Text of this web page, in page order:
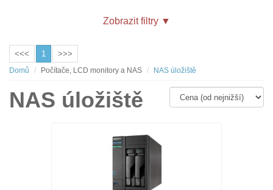
Zobrazit filtry ▼
<<< 1 >>>
Domů Počítače, LCD monitory a NAS NAS úložiště
NAS úložiště